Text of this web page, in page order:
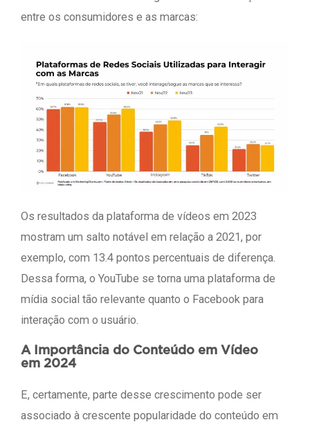
entre os consumidores e as marcas:
Os resultados da plataforma de vídeos em 2023
mostram um salto notável em relação a 2021, por
exemplo, com 13.4 pontos percentuais de diferença.
Dessa forma, o YouTube se torna uma plataforma de
mídia social tão relevante quanto o Facebook para
interação com o usuário.
A Importância do Conteúdo em Vídeo
em 2024
E, certamente, parte desse crescimento pode ser
associado à crescente popularidade do conteúdo em